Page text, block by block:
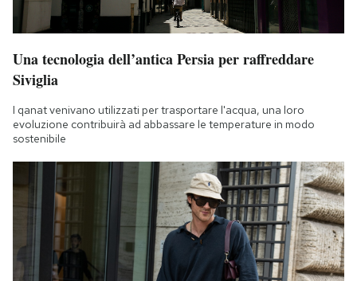
Una tecnologia dell’antica Persia per raffreddare
Siviglia
I qanat venivano utilizzati per trasportare l'acqua, una loro
evoluzione contribuirà ad abbassare le temperature in modo
sostenibile